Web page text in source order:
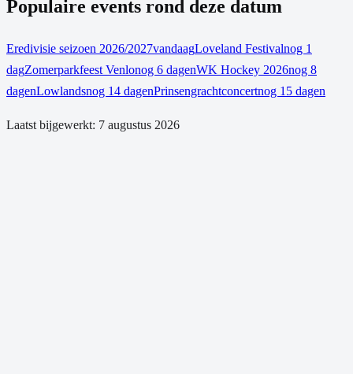
Populaire events rond deze datum
Eredivisie seizoen 2026/2027vandaagLoveland Festivalnog 1
dagZomerparkfeest Venlonog 6 dagenWK Hockey 2026nog 8
dagenLowlandsnog 14 dagenPrinsengrachtconcertnog 15 dagen
Laatst bijgewerkt: 7 augustus 2026